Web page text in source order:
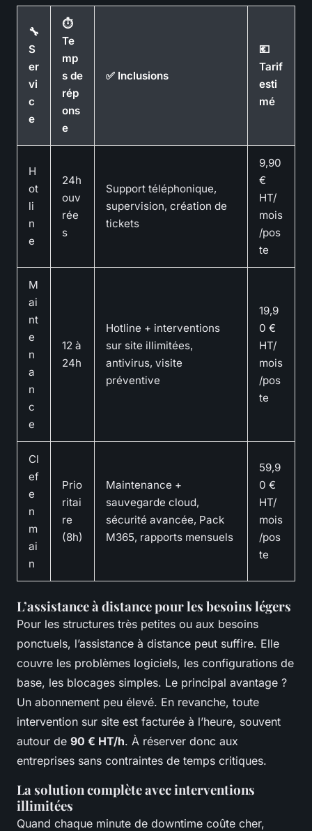
🔧
S
er
vi
c
e
⏱
Te
mp
s de
rép
ons
e
✅ Inclusions
💶
Tarif
esti
mé
H
ot
li
n
e
24h
ouv
rée
s
Support téléphonique,
supervision, création de
tickets
9,90
€
HT/
mois
/pos
te
M
ai
nt
e
n
a
n
c
e
12 à
24h
Hotline + interventions
sur site illimitées,
antivirus, visite
préventive
19,9
0 €
HT/
mois
/pos
te
Cl
ef
e
n
m
ai
n
Prio
ritai
re
(8h)
Maintenance +
sauvegarde cloud,
sécurité avancée, Pack
M365, rapports mensuels
59,9
0 €
HT/
mois
/pos
te
L’assistance à distance pour les besoins légers
Pour les structures très petites ou aux besoins
ponctuels, l’assistance à distance peut suffire. Elle
couvre les problèmes logiciels, les configurations de
base, les blocages simples. Le principal avantage ?
Un abonnement peu élevé. En revanche, toute
intervention sur site est facturée à l’heure, souvent
autour de 90 € HT/h. À réserver donc aux
entreprises sans contraintes de temps critiques.
La solution complète avec interventions
illimitées
Quand chaque minute de downtime coûte cher,